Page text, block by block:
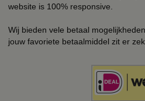
website is 100% responsive.
Wij bieden vele betaal
jouw favoriete betaalmiddel zit er